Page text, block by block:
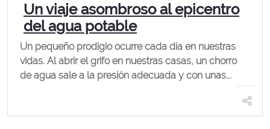
Un viaje asombroso al epicentro
del agua potable
Un pequeño prodigio ocurre cada día en nuestras
vidas. Al abrir el grifo en nuestras casas, un chorro
de agua sale a la presión adecuada y con unas...